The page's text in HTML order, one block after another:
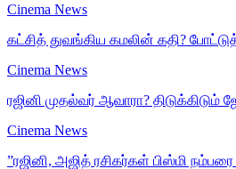
Cinema News
கட்சித் துவங்கிய கமலின் கதி?
Cinema News
ரஜினி முதல்வர் ஆவாரா? திடுக்கிடும்
Cinema News
”ரஜினி, அஜித் ரசிகர்கள் பிஸ்மி